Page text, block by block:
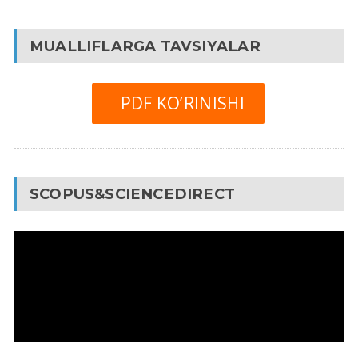
MUALLIFLARGA TAVSIYALAR
PDF KO’RINISHI
SCOPUS&SCIENCEDIRECT